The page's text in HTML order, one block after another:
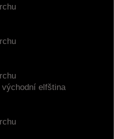
elfština